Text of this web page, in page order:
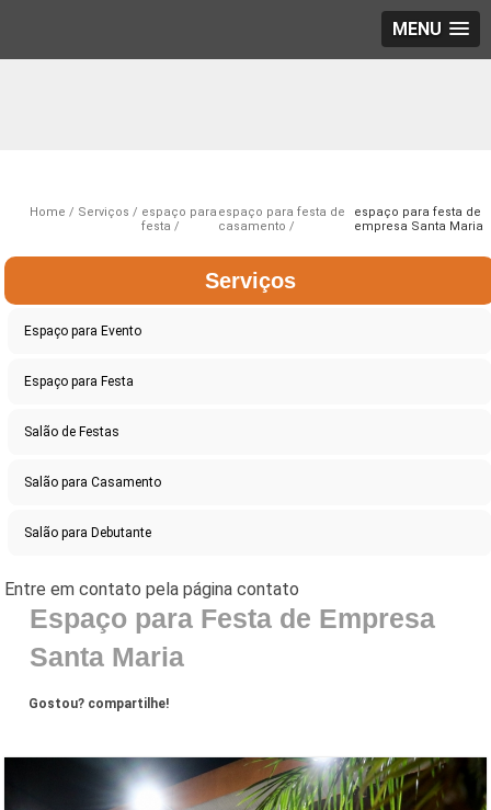
MENU
Home Serviços
espaço para
festa
espaço para festa de
casamento
espaço para festa de
empresa Santa Maria
Serviços
Espaço para Evento
Espaço para Festa
Salão de Festas
Salão para Casamento
Salão para Debutante
Espaço para Festa de Empresa
Santa Maria
Gostou? compartilhe!